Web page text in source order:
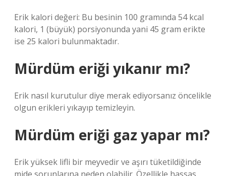
Erik kalori değeri: Bu besinin 100 gramında 54 kcal
kalori, 1 (büyük) porsiyonunda yani 45 gram erikte
ise 25 kalori bulunmaktadır.
Mürdüm eriği yıkanır mı?
Erik nasıl kurutulur diye merak ediyorsanız öncelikle
olgun erikleri yıkayıp temizleyin.
Mürdüm eriği gaz yapar mı?
Erik yüksek lifli bir meyvedir ve aşırı tüketildiğinde